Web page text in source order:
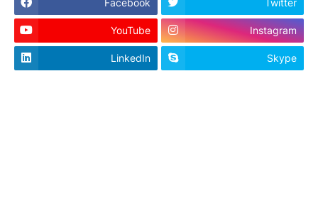
Facebook Twitter
YouTube Instagram
LinkedIn Skype